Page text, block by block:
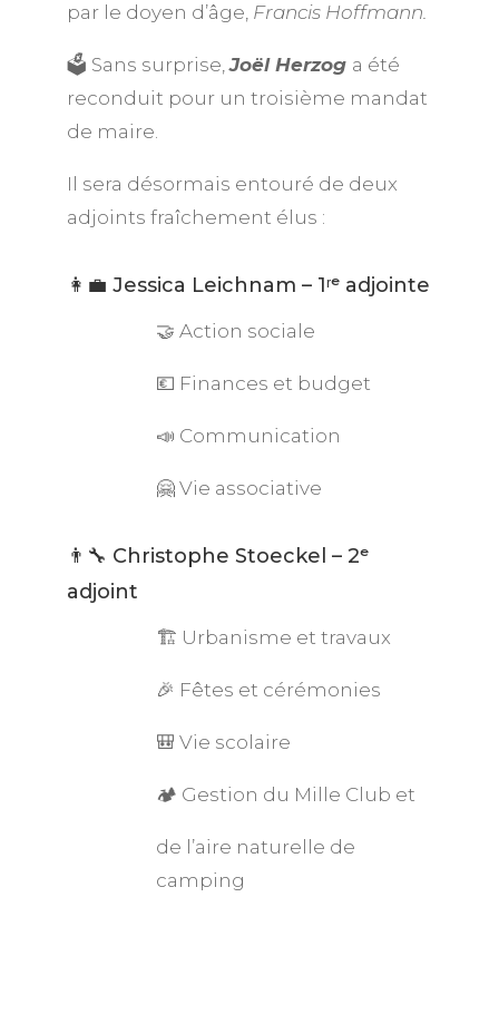
par le doyen d’âge, Francis Hoffmann.
🗳️ Sans surprise,Joël Herzog a été
reconduit pour un troisième mandat
de maire.
Il sera désormais entouré de deux
adjoints fraîchement élus :
👩‍💼 Jessica Leichnam – 1ʳᵉ adjointe
🤝 Action sociale
💶 Finances et budget
📣 Communication
🤗 Vie associative
👨‍🔧 Christophe Stoeckel – 2ᵉ
adjoint
🏗️ Urbanisme et travaux
🎉 Fêtes et cérémonies
🎒 Vie scolaire
🏕️ Gestion du Mille Club et
de l’aire naturelle de
camping